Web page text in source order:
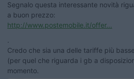
Segnalo questa interessante novità
a buon prezzo:
http://www.postemobile.it/offer...
Credo che sia una delle tariffe più
(per quel che riguarda i gb a
momento.